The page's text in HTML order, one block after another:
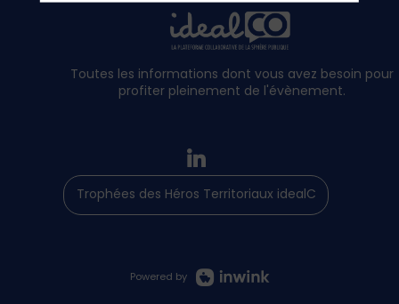
Toutes les informations dont vous avez besoin pour
profiter pleinement de l'évènement.
Trophées des Héros Territoriaux idealCO
Powered by